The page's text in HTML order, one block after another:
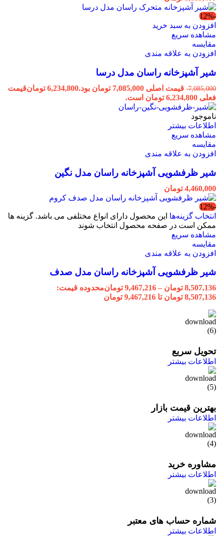
-12%
افزودن به سبد خرید
مشاهده سریع
مقایسه
افزودن به علاقه مندی
شیر آشپزخانه راسان مدل درسا
7,085,000 قیمت اصلی 7,085,000 تومان بود. 6,234,800 تومانقیمت
فعلی 6,234,800 تومان است.
ناموجود
اطلاعات بیشتر
مشاهده سریع
مقایسه
افزودن به علاقه مندی
شیر ظرفشویی آشپزخانه راسان مدل نگین
4,460,000 تومان
-12%
انتخاب گزینه‌ها این محصول دارای انواع مختلفی می باشد. گزینه ها
ممکن است در صفحه محصول انتخاب شوند
مشاهده سریع
مقایسه
افزودن به علاقه مندی
شیر ظرفشویی آشپزخانه راسان مدل صدف
8,507,136 تومان –
9,467,216 تومانمحدوده قیمت:
8,507,136 تومان تا 9,467,216 تومان
تحویل سریع
اطلاعات بیشتر
بهترین قیمت بازار
اطلاعات بیشتر
مشاوره خرید
اطلاعات بیشتر
شماره حساب های معتبر
اطلاعات بیشتر